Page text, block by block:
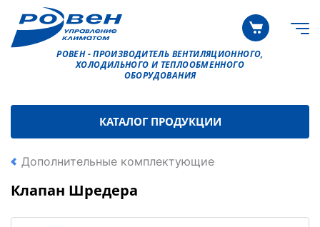
РОВЕН - ПРОИЗВОДИТЕЛЬ ВЕНТИЛЯЦИОННОГО,
ХОЛОДИЛЬНОГО И ТЕПЛООБМЕННОГО
ОБОРУДОВАНИЯ
КАТАЛОГ ПРОДУКЦИИ
Дополнительные комплектующие
Клапан Шредера